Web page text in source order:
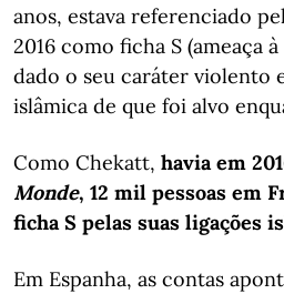
anos, estava referenciado
2016 como ficha S (ameaça
dado o seu caráter violento
islâmica de que foi alvo
Como Chekatt, havia em
Monde, 12 mil pessoas em
ficha S pelas suas ligações
Em Espanha, as contas